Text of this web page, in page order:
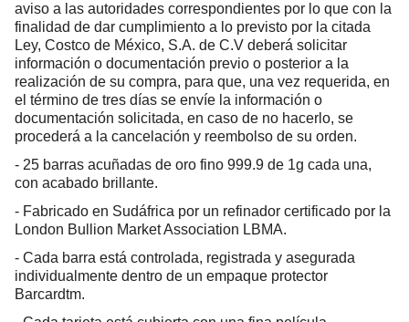
aviso a las autoridades correspondientes por lo que con la
finalidad de dar cumplimiento a lo previsto por la citada
Ley, Costco de México, S.A. de C.V deberá solicitar
información o documentación previo o posterior a la
realización de su compra, para que, una vez requerida, en
el término de tres días se envíe la información o
documentación solicitada, en caso de no hacerlo, se
procederá a la cancelación y reembolso de su orden.
- 25 barras acuñadas de oro fino 999.9 de 1g cada una,
con acabado brillante.
- Fabricado en Sudáfrica por un refinador certificado por la
London Bullion Market Association LBMA.
- Cada barra está controlada, registrada y asegurada
individualmente dentro de un empaque protector
Barcardtm.